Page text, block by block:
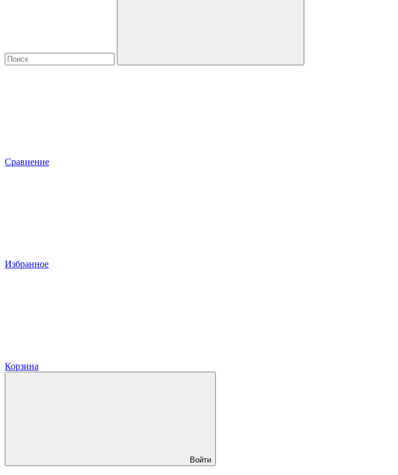
Сравнение
Избранное
Корзина
Войти